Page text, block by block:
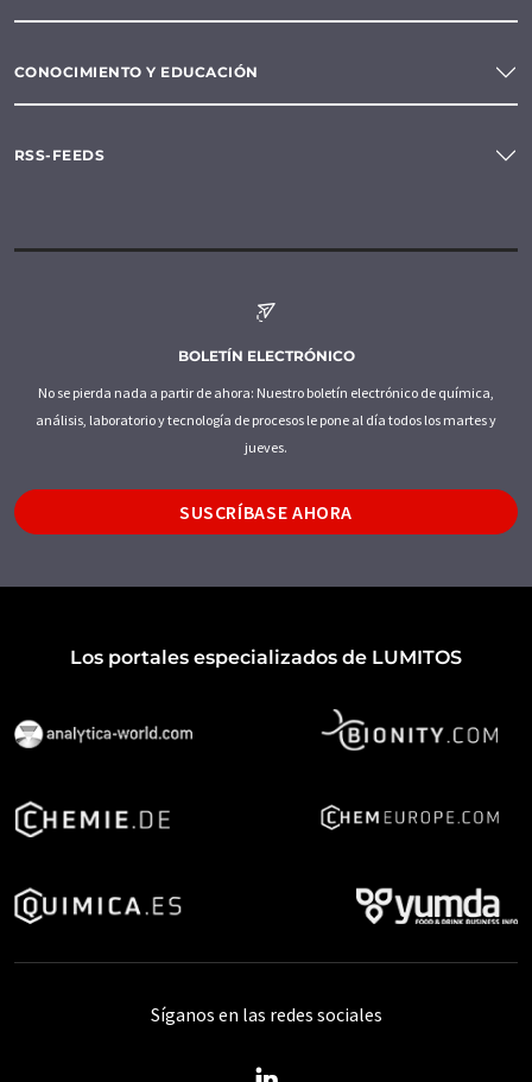
CONOCIMIENTO Y EDUCACIÓN
RSS-FEEDS
BOLETÍN ELECTRÓNICO
No se pierda nada a partir de ahora: Nuestro boletín electrónico de química,
análisis, laboratorio y tecnología de procesos le pone al día todos los martes y
jueves.
SUSCRÍBASE AHORA
Los portales especializados de LUMITOS
Síganos en las redes sociales